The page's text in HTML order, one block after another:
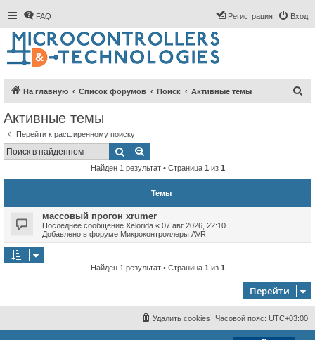
FAQ Вход
Регистрация
На главную Список форумов Поиск Активные темы
Активные темы
Перейти к расширенному поиску
Поиск
Найден 1 результат • Страница 1 из 1
Темы
массовый прогон xrumer
Последнее сообщение Xelorida « 07 авг 2026, 22:10
Добавлено в форуме Микроконтроллеры AVR
Найден 1 результат • Страница 1 из 1
Перейти
Часовой пояс: UTC+03:00
Удалить cookies